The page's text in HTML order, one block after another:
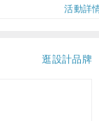
活動詳
逛設計品牌